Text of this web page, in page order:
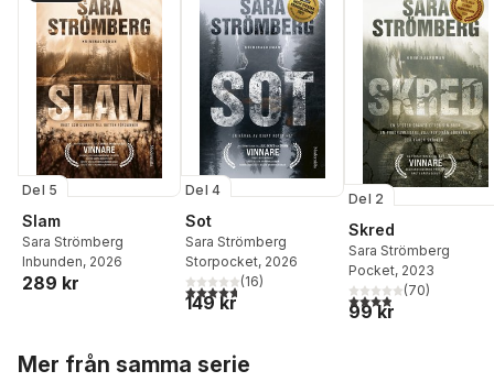
Del 5
Slam
Sara Strömberg
Inbunden, 2026
289 kr
Del 4
Sot
Sara Strömberg
Storpocket, 2026
4,7utav 5 stjärnor. Totalt antal röster:
(16)
149 kr
Del 2
Skred
Sara Strömberg
Pocket, 2023
3,9utav 5 stjärnor.
(70)
99 kr
Mer från samma serie